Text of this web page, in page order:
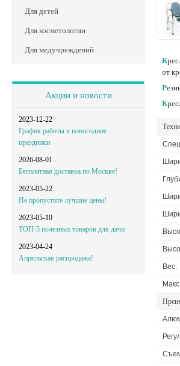
Для детей
Для косметологии
Для медучреждений
Акции и новости
2023-12-22
График работы в новогодние
праздники
2026-08-01
Бесплатная доставка по Москве!
2023-05-22
Не пропустите лучшие цены!
2023-05-10
ТОП-5 полезных товаров для дачи
2023-04-24
Апрельская распродажа!
Кресло- стул для инвалидов полноценно заменяет привычный санузел. Предназначен для людей с трудностями самостоятельного передвижения. Обычно размещается в палатах, вблизи
от
Вес: